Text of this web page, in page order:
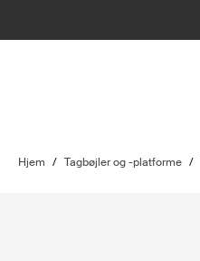
Hjem / Tagbøjler og -platforme /